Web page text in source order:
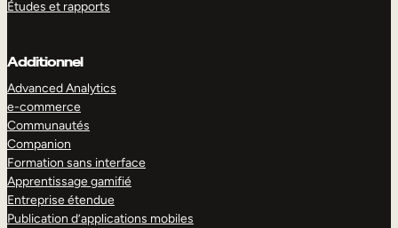
Études et rapports
Additionnel
Advanced Analytics
e-commerce
Communautés
Companion
Formation sans interface
Apprentissage gamifié
Entreprise étendue
Publication d’applications mobiles